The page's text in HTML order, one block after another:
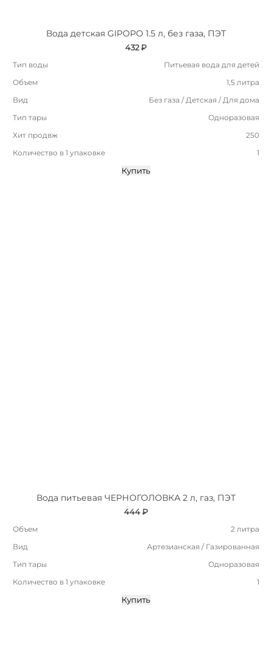
Вода детская GIPOPO 1.5 л, без газа, ПЭТ
432 ₽
Тип воды
Питьевая вода для детей
Объем
1,5 литра
Вид
Без газа / Детская / Для дома
Тип тары
Одноразовая
Хит продвж
250
Количество в 1 упаковке
1
Купить
Вода питьевая ЧЕРНОГОЛОВКА 2 л, газ, ПЭТ
444 ₽
Объем
2 литра
Вид
Артезианская / Газированная
Тип тары
Одноразовая
Количество в 1 упаковке
1
Купить